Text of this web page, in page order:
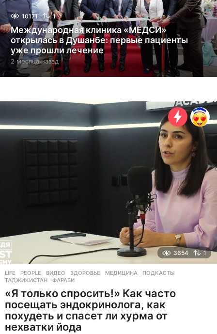
а
з
а
д
10171 1
Международная клиника «МЕДСИ»
открылась в Душанбе: первые пациенты
уже прошли лечение
2 месяца назад 2
м
е
н
а
з
3654 1
LIFE ,PEOPLE ВИДЕО ,ЗДОРОВЬЕ ,МЕДИЦИНА ,ПОДКАСТЫ
ТАДЖИКИСТАН
,ФАРАБИ
«Я только спросить!» Как часто
посещать эндокринолога, как
похудеть и спасет ли хурма от
нехватки йода